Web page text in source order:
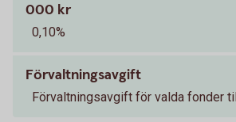
000 kr
0,10%
Förvaltningsavgift
Förvaltningsavgift för valda fonder